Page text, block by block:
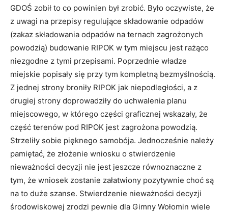
GDOŚ zobił to co powinien był zrobić. Było oczywiste, że
z uwagi na przepisy regulujące składowanie odpadów
(zakaz składowania odpadów na ternach zagrożonych
powodzią) budowanie RIPOK w tym miejscu jest rażąco
niezgodne z tymi przepisami. Poprzednie władze
miejskie popisały się przy tym kompletną bezmyślnością.
Z jednej strony broniły RIPOK jak niepodległości, a z
drugiej strony doprowadziły do uchwalenia planu
miejscowego, w którego części graficznej wskazały, że
część terenów pod RIPOK jest zagrożona powodzią.
Strzeliły sobie pięknego samobója. Jednocześnie należy
pamiętać, że złożenie wniosku o stwierdzenie
nieważności decyzji nie jest jeszcze równoznaczne z
tym, że wniosek zostanie załatwiony pozytywnie choć są
na to duże szanse. Stwierdzenie nieważności decyzji
środowiskowej zrodzi pewnie dla Gimny Wołomin wiele